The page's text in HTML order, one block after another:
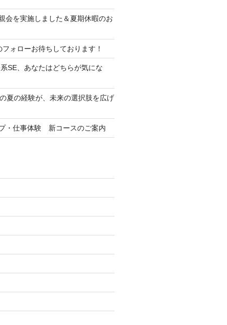
会を実施しました＆夏期休暇のお
ォローお待ちしております！
SE、あなたはどちらが気にな
夏の経験が、未来の選択肢を広げ
・仕事体験 新コースのご案内